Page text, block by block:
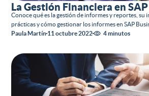
La Gestión Financiera en
Conoce qué es la gestión de informes y reportes, su
prácticas y cómo gestionar los informes en SAP
Paula Martín 11 octubre 2022 4 minutos